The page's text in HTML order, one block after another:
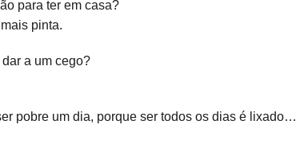
para ter em casa?
pinta.
a um cego?
pobre um dia, porque ser todos os dias é lixado…